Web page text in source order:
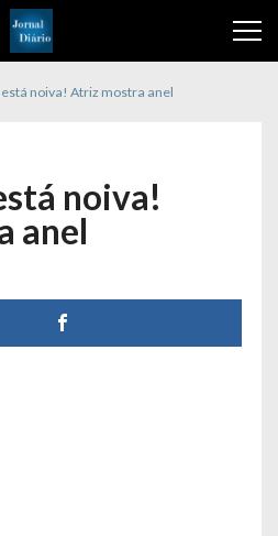
está noiva! Atriz mostra anel
noiva!
anel